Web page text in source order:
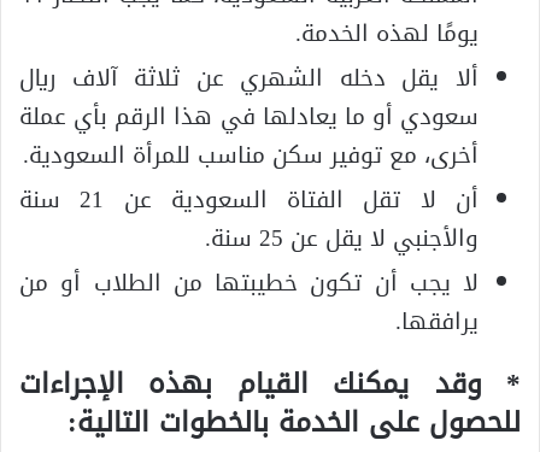
يومًا لهذه الخدمة.
ألا يقل دخله الشهري عن ثلاثة آلاف ريال
سعودي أو ما يعادلها في هذا الرقم بأي عملة
أخرى، مع توفير سكن مناسب للمرأة السعودية.
أن لا تقل الفتاة السعودية عن 21 سنة
والأجنبي لا يقل عن 25 سنة.
لا يجب أن تكون خطيبتها من الطلاب أو من
يرافقها.
* وقد يمكنك القيام بهذه الإجراءات
للحصول على الخدمة بالخطوات التالية: